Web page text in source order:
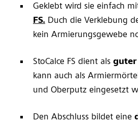
Geklebt wird sie einfach
FS. Duch die Verklebung
kein Armierungsgewebe
StoCalce FS dient als guter
kann auch als
und Oberputz eingesetzt
Den Abschluss bildet eine